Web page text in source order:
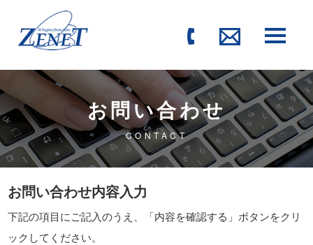
お問い合わせ
CONTACT
お問い合わせ内容入力
下記の項目にご記入のうえ、「内容を確認する」ボタンをクリ
ックしてください。